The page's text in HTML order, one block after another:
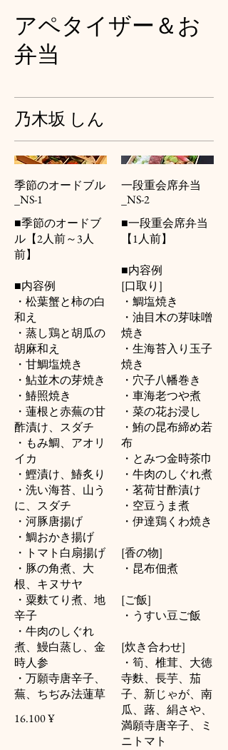
アペタイザー＆お
弁当
乃木坂 しん
季節のオードブル
_NS-1
■季節のオードブ
ル【2人前～3人
前】
■内容例
・松葉蟹と柿の白
和え
・蒸し鶏と胡瓜の
胡麻和え
・甘鯛塩焼き
・鮎並木の芽焼き
・鰆照焼き
・蓮根と赤蕪の甘
酢漬け、スダチ
・もみ鯛、アオリ
イカ
・鰹漬け、鰆炙り
・洗い海苔、山う
に、スダチ
・河豚唐揚げ
・鯛おかき揚げ
・トマト白扇揚げ
・豚の角煮、大
根、キヌサヤ
・粟麩てり煮、地
辛子
・牛肉のしぐれ
煮、鰻白蒸し、金
時人参
・万願寺唐辛子、
蕪、ちぢみ法蓮草
16.100 ¥
一段重会席弁当
_NS-2
■一段重会席弁当
【1人前】
■内容例
[口取り]
・鯛塩焼き
・油目木の芽味噌
焼き
・生海苔入り玉子
焼き
・穴子八幡巻き
・車海老つや煮
・菜の花お浸し
・鮪の昆布締め若
布
・とみつ金時茶巾
・牛肉のしぐれ煮
・茗荷甘酢漬け
・空豆うま煮
・伊達鶏くわ焼き
[香の物]
・昆布佃煮
[ご飯]
・うすい豆ご飯
[炊き合わせ]
・筍、椎茸、大徳
寺麩、長芋、茄
子、新じゃが、南
瓜、蕗、絹さや、
満願寺唐辛子、ミ
ニトマト